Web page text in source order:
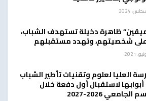
ظاهرة دخيلة تستهدف الشباب،
على شخصيتهم، وتهدد مستقبلهم
العليا لعلوم وتقنيات تأطير الشباب
لاستقبال أول دفعة خلال
2026-2027